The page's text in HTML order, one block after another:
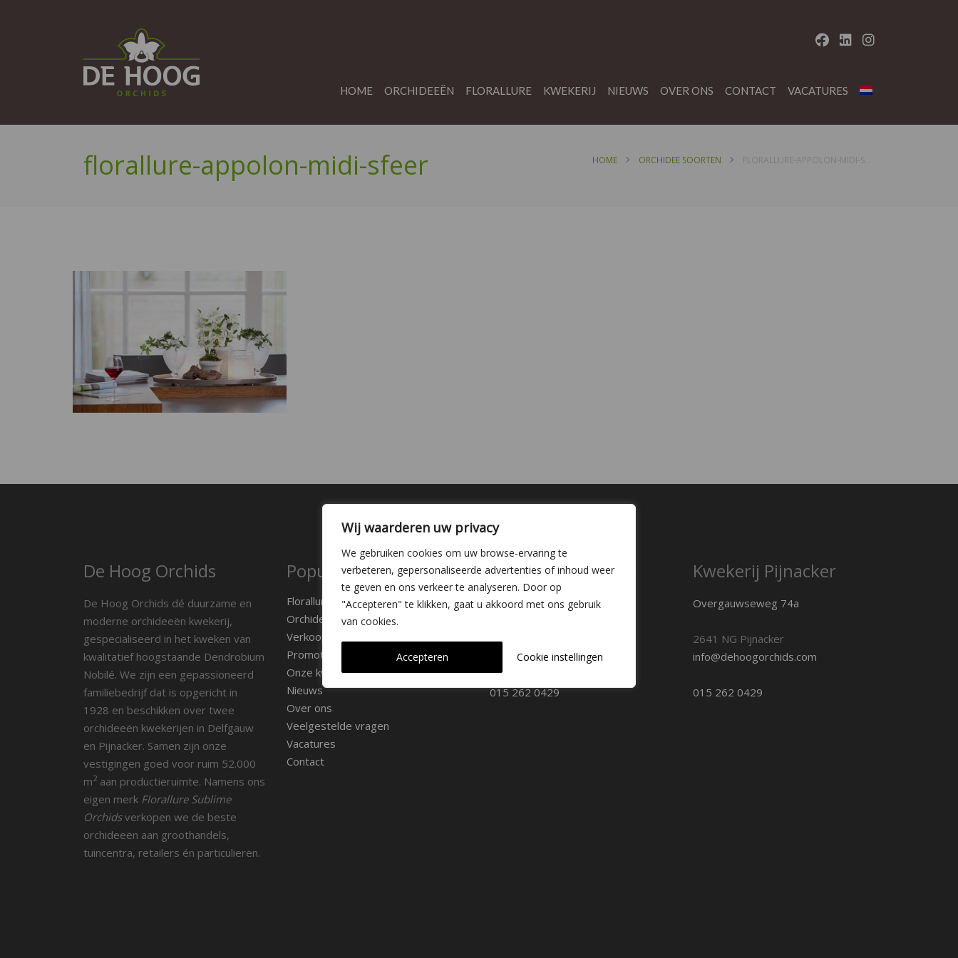
Wij waarderen uw privacy
We gebruiken cookies om uw browse-ervaring te
verbeteren, gepersonaliseerde advertenties of inhoud weer
te geven en ons verkeer te analyseren. Door op
"Accepteren" te klikken, gaat u akkoord met ons gebruik
van cookies.
Cookie instellingen
Accepteren
HOME ORCHIDEEËN FLORALLURE KWEKERIJ NIEUWS OVER ONS CONTACT VACATURES
florallure-appolon-midi-sfeer HOME ORCHIDEE SOORTEN
De Hoog Orchids
De Hoog Orchids dé duurzame en
moderne orchideeën kwekerij,
gespecialiseerd in het kweken van
kwalitatief hoogstaande Dendrobium
Nobilé. We zijn een gepassioneerd
familiebedrijf dat is opgericht in
1928 en beschikken over twee
orchideeën kwekerijen in Delfgauw
en Pijnacker. Samen zijn onze
vestigingen goed voor ruim 52.000
m2 aan productieruimte. Namens ons
eigen merk Florallure Sublime
Orchidsverkopen we de beste
orchideeën aan groothandels,
tuincentra, retailers én particulieren.
Populaire pagina's
Florallure
Orchidee soorten
Verkooppunten
Promotiemateriaal
Onze kwekerij
Nieuws
Over ons
Veelgestelde vragen
Vacatures
Contact
Kwekerij Delfgauw
Vrederustlaan 10
2645 AW Delfgauw
info@dehoogorchids.com
015 262 0429
Kwekerij Pijnacker
Overgauwseweg 74a
2641 NG Pijnacker
info@dehoogorchids.com
015 262 0429